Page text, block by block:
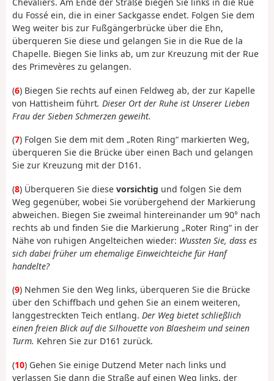
du Fossé ein, die in einer Sackgasse endet. Folgen Sie dem
Weg weiter bis zur Fußgängerbrücke über die Ehn,
überqueren Sie diese und gelangen Sie in die Rue de la
Chapelle. Biegen Sie links ab, um zur Kreuzung mit der Rue
des Primevères zu gelangen.
(6) Biegen Sie rechts auf einen Feldweg ab, der zur Kapelle
von Hattisheim führt. Dieser Ort der Ruhe ist Unserer Lieben
Frau der Sieben Schmerzen geweiht.
(7) Folgen Sie dem mit dem „Roten Ring“ markierten Weg,
überqueren Sie die Brücke über einen Bach und gelangen
Sie zur Kreuzung mit der D161.
(8) Überqueren Sie diese vorsichtig und folgen Sie dem
Weg gegenüber, wobei Sie vorübergehend der Markierung
abweichen. Biegen Sie zweimal hintereinander um 90° nach
rechts ab und finden Sie die Markierung „Roter Ring“ in der
Nähe von ruhigen Angelteichen wieder: Wussten Sie, dass es
sich dabei früher um ehemalige Einweichteiche für Hanf
handelte?
(9) Nehmen Sie den Weg links, überqueren Sie die Brücke
über den Schiffbach und gehen Sie an einem weiteren,
langgestreckten Teich entlang. Der Weg bietet schließlich
einen freien Blick auf die Silhouette von Blaesheim und seinen
Turm. Kehren Sie zur D161 zurück.
(10) Gehen Sie einige Dutzend Meter nach links und
verlassen Sie dann die Straße auf einen Weg links, der